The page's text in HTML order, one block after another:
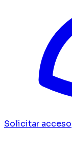
Solicitar acceso